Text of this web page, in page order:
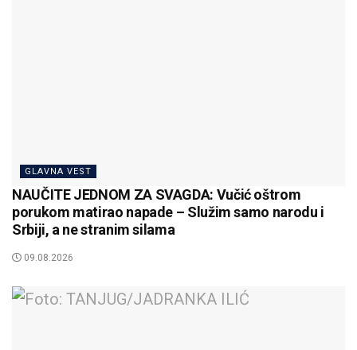
GLAVNA VEST
NAUČITE JEDNOM ZA SVAGDA: Vučić oštrom
porukom matirao napade – Služim samo narodu i
Srbiji, a ne stranim silama
09.08.2026